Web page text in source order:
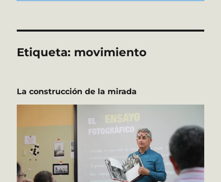
Etiqueta: movimiento
La construcción de la mirada